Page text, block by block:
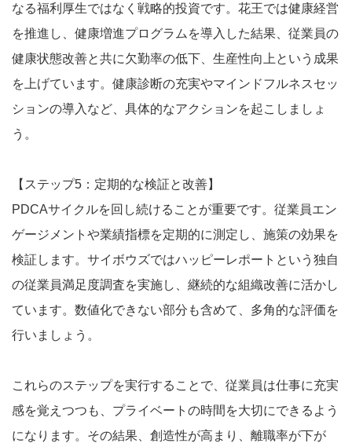
なる福利厚生ではなく戦略的投資です。花王では健康経営
を推進し、健康増進プログラムを導入した結果、従業員の
健康状態改善と共に欠勤率の低下、生産性向上という成果
を上げています。健康診断の充実やマインドフルネスセッ
ションの導入など、具体的なアクションを起こしましょ
う。
【ステップ5：定期的な検証と改善】
PDCAサイクルを回し続けることが重要です。従業員エン
ゲージメントや業績指標を定期的に測定し、施策の効果を
検証します。サイボウズではハッピーレポートという独自
の従業員満足度調査を実施し、継続的な組織改善に活かし
ています。数値化できない部分も含めて、多角的な評価を
行いましょう。
これらのステップを実行することで、従業員は仕事に充実
感を覚えつつも、プライベートの時間を大切にできるよう
になります。その結果、創造性が高まり、離職率が下が